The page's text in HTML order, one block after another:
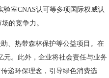
验室CNAS认可等多项国际权威认
的竞争力。
、热带森林保护等公益项目。在
元。此外，企业将社会责任与业务
递环保理念，引导绿色消费选